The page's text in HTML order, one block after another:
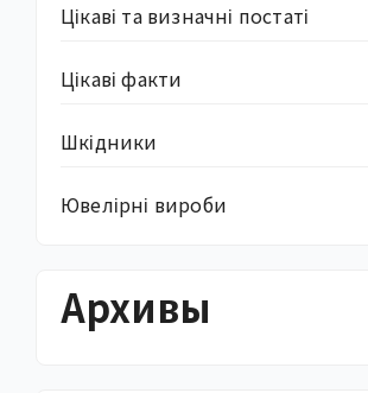
Цікаві та визначні постаті
Цікаві факти
Шкідники
Ювелірні вироби
Архивы